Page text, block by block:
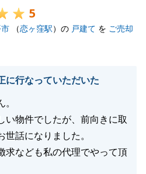
がありましたらいつでもお
ださいませ。
い申し上げます。
5
（恋ヶ窪駅）の 戸建て を ご売却
に行なっていただいた
い物件でしたが、前向きに取
世話になりました。
求なども私の代理でやって頂